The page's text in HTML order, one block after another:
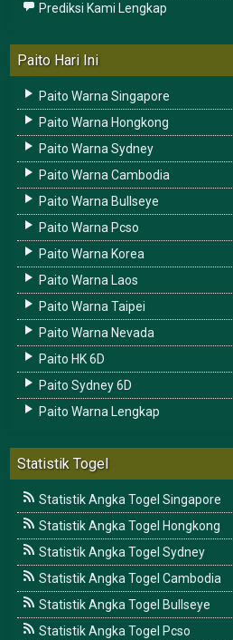
Prediksi Kami Lengkap
Paito Hari Ini
Paito Warna Singapore
Paito Warna Hongkong
Paito Warna Sydney
Paito Warna Cambodia
Paito Warna Bullseye
Paito Warna Pcso
Paito Warna Korea
Paito Warna Laos
Paito Warna Taipei
Paito Warna Nevada
Paito HK 6D
Paito Sydney 6D
Paito Warna Lengkap
Statistik Togel
Statistik Angka Togel Singapore
Statistik Angka Togel Hongkong
Statistik Angka Togel Sydney
Statistik Angka Togel Cambodia
Statistik Angka Togel Bullseye
Statistik Angka Togel Pcso